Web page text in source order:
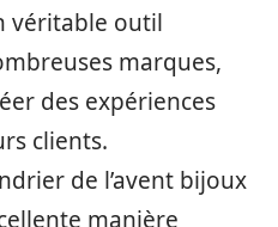
véritable outil
marques,
des expériences
clients.
de l’avent bijoux
manière